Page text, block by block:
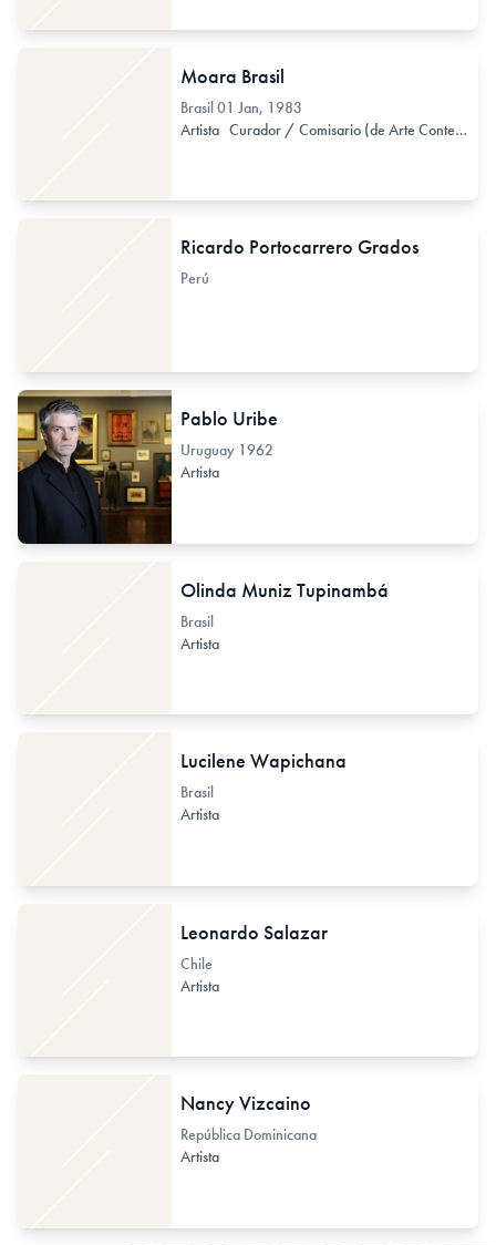
Moara Brasil
Brasil01 Jan, 1983
Artista Curador / Comisario (de Arte Contemporáneo)
Ricardo Portocarrero Grados
Perú
Pablo Uribe
Uruguay 1962
Artista
Olinda Muniz Tupinambá
Brasil
Artista
Lucilene Wapichana
Brasil
Artista
Leonardo Salazar
Chile
Artista
Nancy Vizcaino
República Dominicana
Artista